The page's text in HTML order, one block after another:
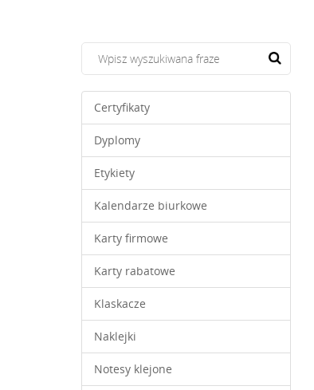
Certyfikaty
Dyplomy
Etykiety
Kalendarze biurkowe
Karty firmowe
Karty rabatowe
Klaskacze
Naklejki
Notesy klejone